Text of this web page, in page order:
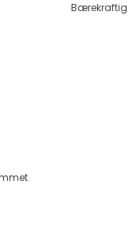
Bærekraftig